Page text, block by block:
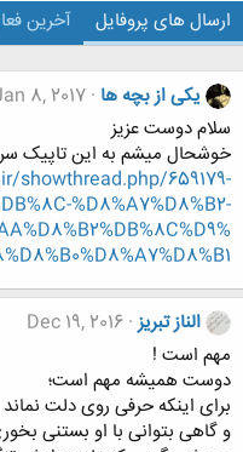
ارسال های پروفایل آخرین
یکی از بچه ها 8, 2017
سلام دوست عزیز
خوشحال میشم به این تاپیک
showthread.php/659179-
%D8%A7%D8%B2-
الناز تبریز Dec 19, 2016
مهم است !
دوست همیشه مهم است؛
برای اینکه حرفی روی دلت نماند
و گاهی بتوانی با او بستنی